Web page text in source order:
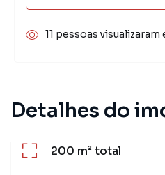
Detalhes do
200 m²total
11 pessoas